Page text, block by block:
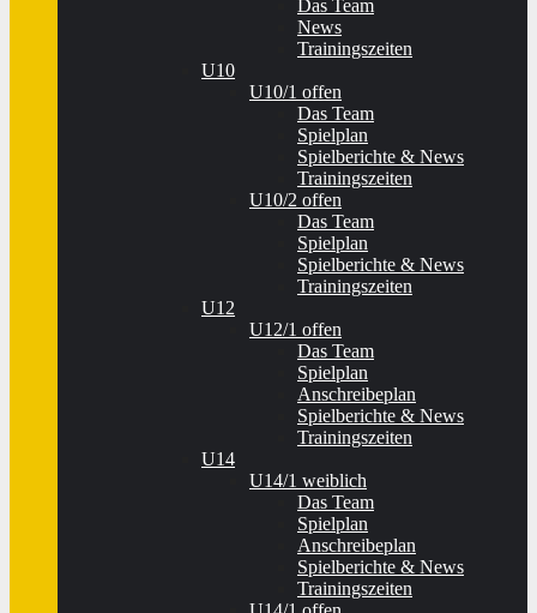
Das Team
News
Trainingszeiten
U10
U10/1 offen
Das Team
Spielplan
Spielberichte & News
Trainingszeiten
U10/2 offen
Das Team
Spielplan
Spielberichte & News
Trainingszeiten
U12
U12/1 offen
Das Team
Spielplan
Anschreibeplan
Spielberichte & News
Trainingszeiten
U14
U14/1 weiblich
Das Team
Spielplan
Anschreibeplan
Spielberichte & News
Trainingszeiten